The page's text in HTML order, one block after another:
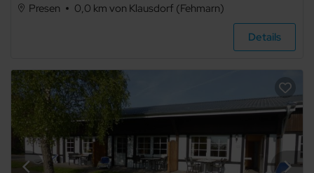
5+
Presen
0,0 km von Klausdorf (Fehmarn)
Details